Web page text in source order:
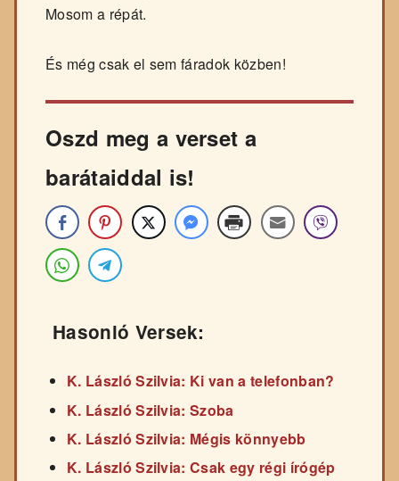
Mosom a répát.
És még csak el sem fáradok közben!
Oszd meg a verset a
barátaiddal is!
Hasonló Versek:
K. László Szilvia: Ki van a telefonban?
K. László Szilvia: Szoba
K. László Szilvia: Mégis könnyebb
K. László Szilvia: Csak egy régi írógép